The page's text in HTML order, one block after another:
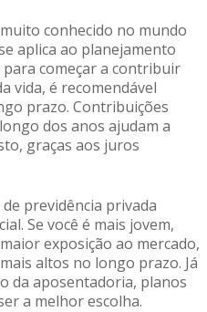
conhecido no mundo
aplica ao planejamento
começar a contribuir
vida, é recomendável
prazo. Contribuições
dos anos ajudam a
graças aos juros
previdência privada
Se você é mais jovem,
exposição ao mercado,
altos no longo prazo. Já
da aposentadoria, planos
a melhor escolha.